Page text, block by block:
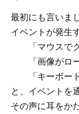
最初にも言いま
イベントが発生
「マウスでク
「画像がロー
「キーボード(
と、イベントを
その声に耳をか